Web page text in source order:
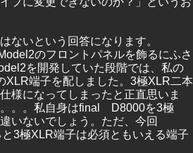
ないという回答になります。
のフロントパネルを飾るにふさ
を開発していた段階では、私の
XLR端子を配しました。3極XLR二本
様になってしまったと正直思いま
。。私自身はfinal　D8000を3極
いないでしょう。ただ、今回
3極XLR端子は必須ともいえる端子